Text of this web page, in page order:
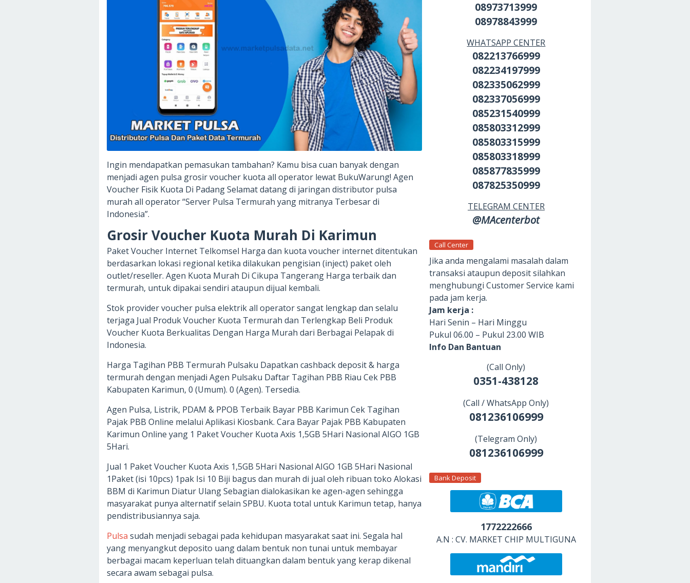
Ingin mendapatkan pemasukan tambahan? Kamu bisa cuan banyak dengan
menjadi agen pulsa grosir voucher kuota all operator lewat BukuWarung! Agen
Voucher Fisik Kuota Di Padang Selamat datang di jaringan distributor pulsa
murah all operator “Server Pulsa Termurah yang mitranya Terbesar di
Indonesia”.
Grosir Voucher Kuota Murah Di Karimun
Paket Voucher Internet Telkomsel Harga dan kuota voucher internet ditentukan
berdasarkan lokasi regional ketika dilakukan pengisian (inject) paket oleh
outlet/reseller. Agen Kuota Murah Di Cikupa Tangerang Harga terbaik dan
termurah, untuk dipakai sendiri ataupun dijual kembali.
Stok provider voucher pulsa elektrik all operator sangat lengkap dan selalu
terjaga Jual Produk Voucher Kuota Termurah dan Terlengkap Beli Produk
Voucher Kuota Berkualitas Dengan Harga Murah dari Berbagai Pelapak di
Indonesia.
Harga Tagihan PBB Termurah Pulsaku Dapatkan cashback deposit & harga
termurah dengan menjadi Agen Pulsaku Daftar Tagihan PBB Riau Cek PBB
Kabupaten Karimun, 0 (Umum). 0 (Agen). Tersedia.
Agen Pulsa, Listrik, PDAM & PPOB Terbaik Bayar PBB Karimun Cek Tagihan
Pajak PBB Online melalui Aplikasi Kiosbank. Cara Bayar Pajak PBB Kabupaten
Karimun Online yang 1 Paket Voucher Kuota Axis 1,5GB 5Hari Nasional AIGO 1GB
5Hari.
Jual 1 Paket Voucher Kuota Axis 1,5GB 5Hari Nasional AIGO 1GB 5Hari Nasional
1Paket (isi 10pcs) 1pak Isi 10 Biji bagus dan murah di jual oleh ribuan toko Alokasi
BBM di Karimun Diatur Ulang Sebagian dialokasikan ke agen-agen sehingga
masyarakat punya alternatif selain SPBU. Kuota total untuk Karimun tetap, hanya
pendistribusiannya saja.
Pulsa sudah menjadi sebagai pada kehidupan masyarakat saat ini. Segala hal
yang menyangkut deposito uang dalam bentuk non tunai untuk membayar
berbagai macam keperluan telah dituangkan dalam bentuk yang kerap dikenal
secara awam sebagai pulsa.
08973713999
08978843999
WHATSAPP CENTER
082213766999
082234197999
082335062999
082337056999
085231540999
085803312999
085803315999
085803318999
085877835999
087825350999
TELEGRAM CENTER
@MAcenterbot
Call Center
Jika anda mengalami masalah dalam
transaksi ataupun deposit silahkan
menghubungi Customer Service kami
pada jam kerja.
Jam kerja :
Hari Senin – Hari Minggu
Pukul 06.00 – Pukul 23.00 WIB
Info Dan Bantuan
(Call Only)
0351-438128
(Call / WhatsApp Only)
081236106999
(Telegram Only)
081236106999
Bank Deposit
1772222666
A.N : CV. MARKET CHIP MULTIGUNA